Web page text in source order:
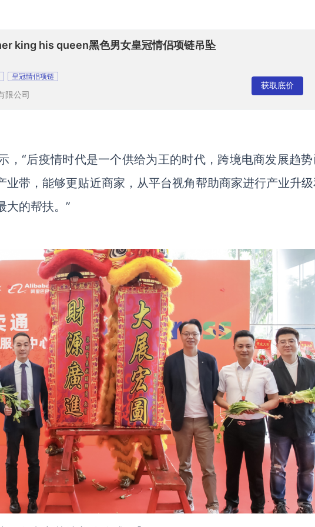
king his queen黑色男女皇冠情侣项链吊坠
皇冠情侣项链
限公司
获取底价
， “后疫情时代是一个供给为王的时代，跨境电商发展趋
业带，能够更贴近商家，从平台视角帮助商家进行产业升
大的帮扶。”